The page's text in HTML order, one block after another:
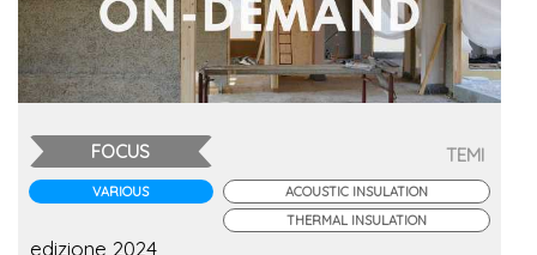
FOCUS
VARIOUS
TEMI
ACOUSTIC INSULATION
THERMAL INSULATION
edizione 2024